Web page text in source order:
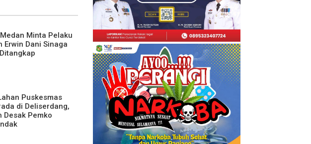
Medan Minta Pelaku
Erwin Dani Sinaga
Puskesmas
di Deliserdang,
Desak Pemko